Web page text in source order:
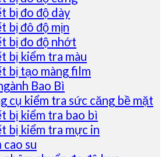
bị đo độ dày
bị đô độ mịn
bị đo độ nhớt
bị kiểm tra màu
bị tạo màng film
Bao Bì
cụ kiểm tra sức căng bề mặt
bị kiểm tra bao bì
bị kiểm tra mực in
cao su